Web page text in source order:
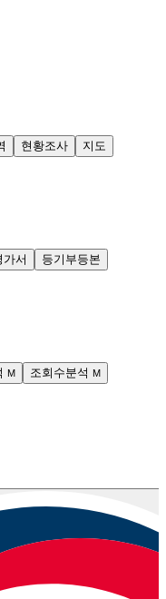
현황조사
지도
가서
등기부등본
M 조회수분석 M